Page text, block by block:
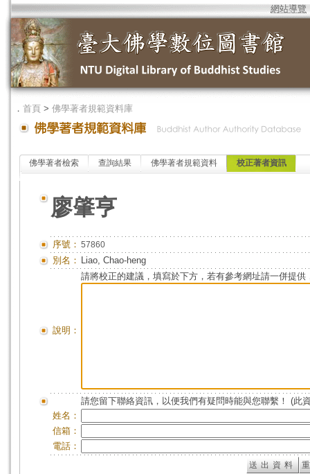
網站導覽
． 首頁 > 佛學著者規範資料庫
佛學著者檢索 查詢結果 佛學著者規範資料 校正著者資訊
廖肇亨
序號： 57860
別名： Liao, Chao-heng
說明：
請將校正的建議，填寫於下方，若有參考網址請一併提供
請您留下聯絡資訊，以便我們有疑問時能與您聯繫！ (此
姓名：
信箱：
電話：